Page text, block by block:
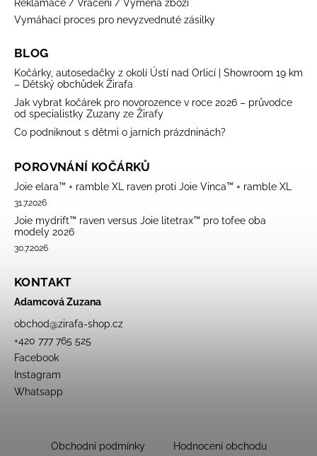
Reklamace / Vrácení / Výměna zboží
Vymáhací proces pro nevyzvednuté zásilky
BLOG
Kočárky, autosedačky z okolí Ústí nad Orlicí | Showroom 19 km
– Dětský obchůdek Žirafa
Jak vybrat kočárek pro novorozence v roce 2026 – průvodce
od specialistky Zuzany ze Žirafy
Co podniknout s dětmi o jarních prázdninách?
POROVNÁNÍ KOČÁRKŮ
Joie elara™ + ramble XL raven proti Joie Vinca™ + ramble XL
31.7.2026
Joie mydrift™ raven versus Joie litetrax™ pro tofee oba
modely 2026
30.7.2026
KONTAKT
Adamcová Zuzana
obchod@zirafa-shop.cz
+420 777 765 525
Facebook
Instagram
Whatsapp
Obchodní podmínky Hodnocení obchodu